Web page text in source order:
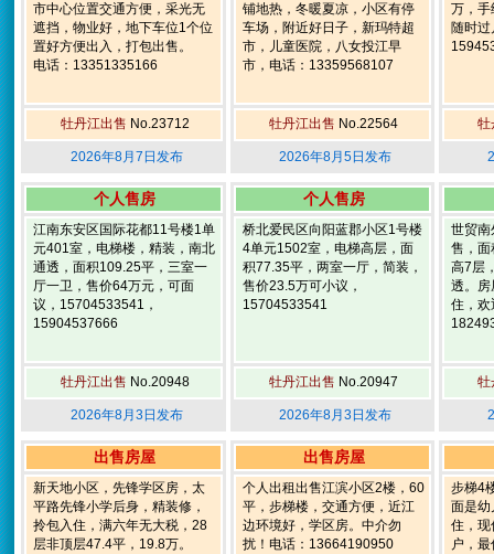
市中心位置交通方便，采光无
遮挡，物业好，地下车位1个位
置好方便出入，打包出售。
电话：13351335166
牡丹江出售 No.23712
2026年8月7日发布
铺地热，冬暖夏凉，小区有停
车场，附近好日子，新玛特超
市，儿童医院，八女投江早
市，电话：13359568107
牡丹江出售 No.22564
2026年8月5日发布
万，手
随时
牡
个人售房
江南东安区国际花都11号楼1单
元401室，电梯楼，精装，南北
通透，面积109.25平，三室一
厅一卫，售价64万元，可面
议，15704533541，
15904537666
牡丹江出售 No.20948
2026年8月3日发布
个人售房
桥北爱民区向阳蓝郡小区1号楼
4单元1502室，电梯高层，面
积77.35平，两室一厅，简装，
售价23.5万可小议，
15704533541
牡丹江出售 No.20947
2026年8月3日发布
世贸南
售，
高7层
透。房
住，欢
牡
出售房屋
新天地小区，先锋学区房，太
平路先锋小学后身，精装修，
拎包入住，满六年无大税，28
层非顶层47.4平，19.8万。
出售房屋
个人出租出售江滨小区2楼，60
平，步梯楼，交通方便，近江
边环境好，学区房。中介勿
扰！电话：13664190950
步梯4
面是幼
住，现
户，